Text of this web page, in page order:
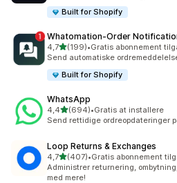
Built for Shopify
Whatomation‑Order
4,7ud af 5 stjerner
(199)
199 anmeldelser i alt
•Gratis abonnement
Send automatiske
Built for Shopify
WhatsApp
4,4ud af 5 stjerner
(694)
694 anmeldelser i alt
•Gratis at installere
Send rettidige ordreopdateringer
Loop Returns & Exchanges
4,7ud af 5 stjerner
(407)
407 anmeldelser i alt
•Gratis abonnement
Administrer returnering,
med mere!